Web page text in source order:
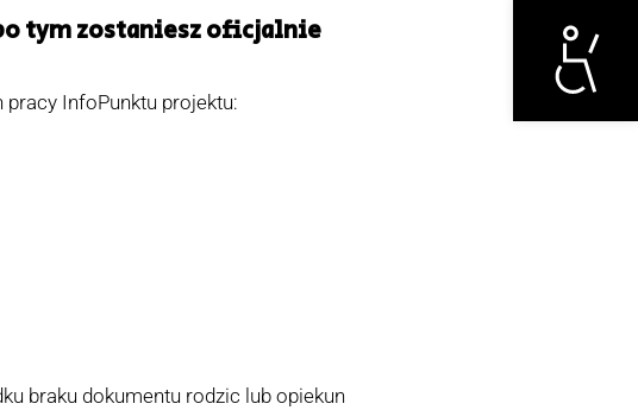
tym zostaniesz oficjalnie
InfoPunktu projektu:
braku dokumentu rodzic lub opiekun